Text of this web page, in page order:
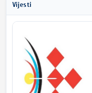
Vijesti